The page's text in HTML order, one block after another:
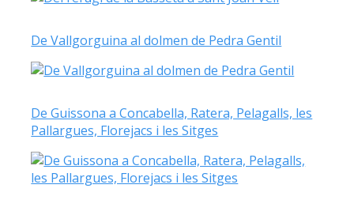
De Vallgorguina al dolmen de Pedra Gentil
De Guissona a Concabella, Ratera, Pelagalls, les
Pallargues, Florejacs i les Sitges